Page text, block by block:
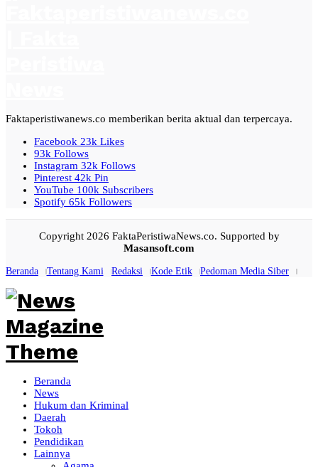
Faktaperistiwanews.co memberikan berita aktual dan terpercaya.
Facebook 23k Likes
93k Follows
Instagram 32k Follows
Pinterest 42k Pin
YouTube 100k Subscribers
Spotify 65k Followers
Copyright 2026 FaktaPeristiwaNews.co. Supported by
Masansoft.com
Beranda Tentang Kami Redaksi Kode Etik Pedoman Media Siber
Beranda
News
Hukum dan Kriminal
Daerah
Tokoh
Pendidikan
Lainnya